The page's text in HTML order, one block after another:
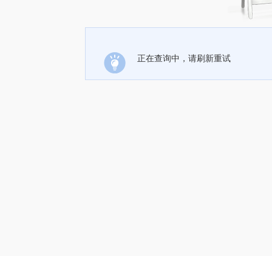
正在查询中，请刷新重试